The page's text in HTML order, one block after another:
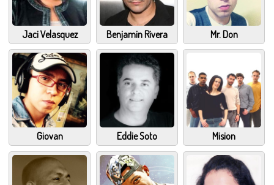
Jaci Velasquez Benjamin Rivera Mr. Don
Giovan Eddie Soto Mision